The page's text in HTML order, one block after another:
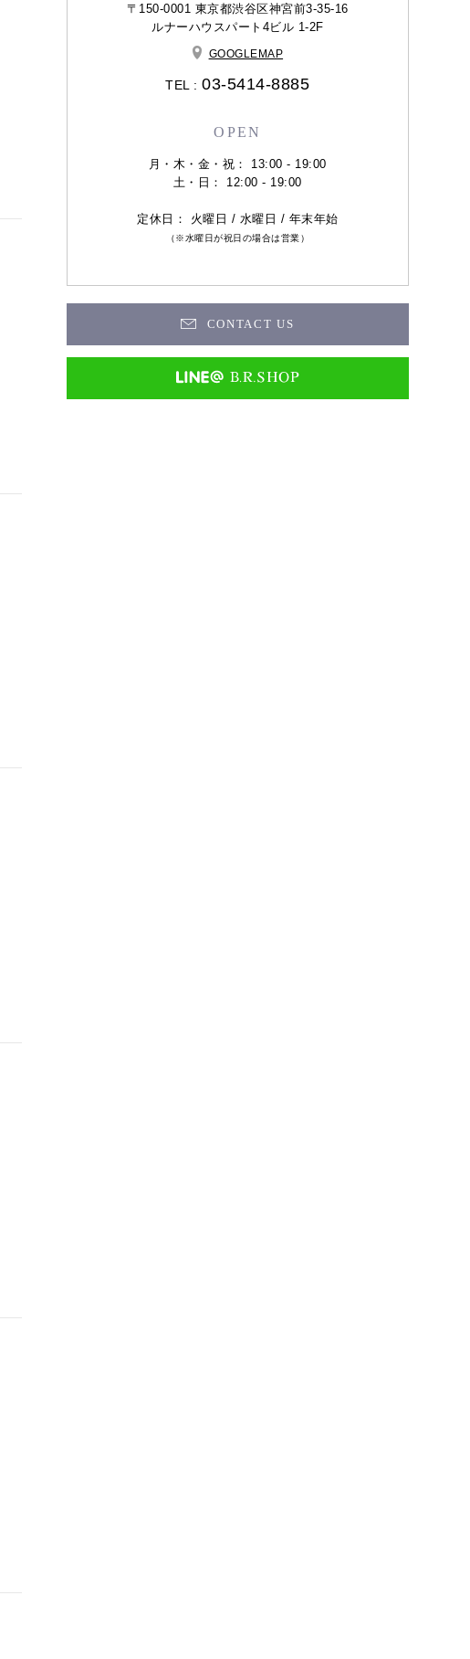
〒150-0001 東京都渋谷区神宮前3-35-16
ルナーハウスパート4ビル 1-2F
GOOGLEMAP
TEL :03-5414-8885
OPEN
月・木・金・祝： 13:00 - 19:00
土・日： 12:00 - 19:00
定休日： 火曜日 / 水曜日 / 年末年始
（※水曜日が祝日の場合は営業）
CONTACT US